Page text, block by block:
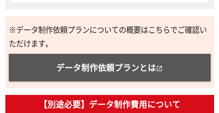
※データ制作依頼プランについての概要はこちらでご確認い
ただけます。
データ制作依頼プランとは open_in_new
【別途必要】データ制作費用について